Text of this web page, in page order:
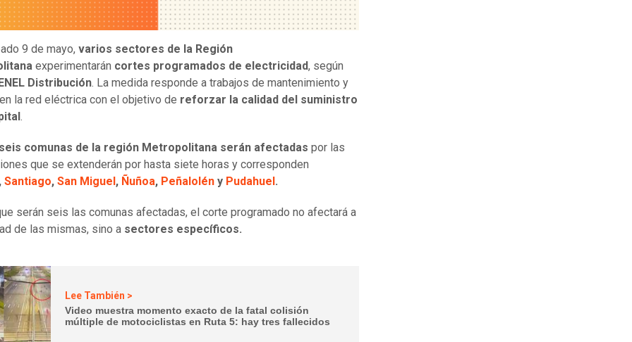
9 de mayo, varios sectores de la Región
experimentarán cortes programados de electricidad, según
Distribución. La medida responde a trabajos de mantenimiento y
la red eléctrica con el objetivo de reforzar la calidad del suministro
.
comunas de la región Metropolitana serán afectadas por las
que se extenderán por hasta siete horas y corresponden
Santiago, San Miguel , Ñuñoa, Peñalolén y Pudahuel .
serán seis las comunas afectadas, el corte programado no afectará a
de las mismas, sino a sectores específicos.
Lee También >
Video muestra momento exacto de la fatal colisión
múltiple de motociclistas en Ruta 5: hay tres fallecidos